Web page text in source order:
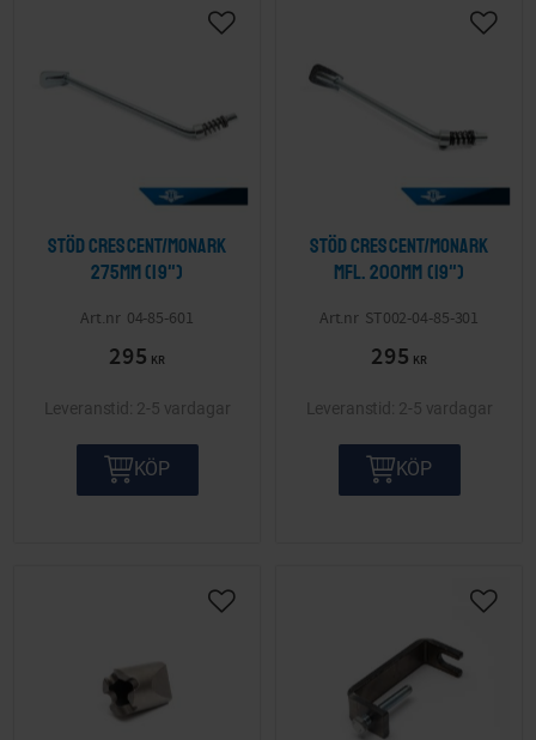
Stöd Crescent/Monark
275mm (19")
04-85-601
295 KR
Lägg till i önskelista
2-5 vardagar
KÖP
Stöd Crescent/Monark
mfl. 200mm (19")
ST002-04-85-301
295 KR
Lägg
2-5 vardagar
KÖP
Lägg till i önskelista Lägg